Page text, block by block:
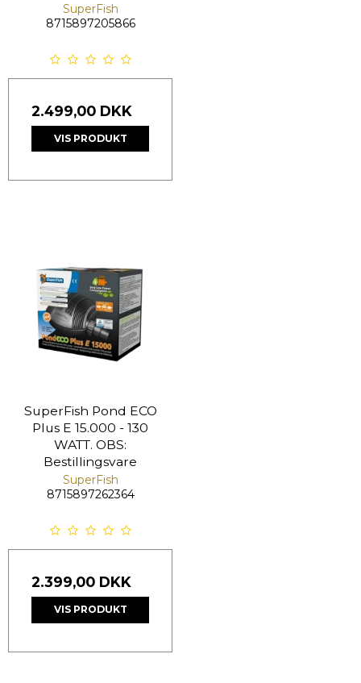
SuperFish
8715897205866
2.499,00 DKK
VIS PRODUKT
SuperFish Pond ECO
Plus E 15.000 - 130
WATT. OBS:
Bestillingsvare
SuperFish
8715897262364
2.399,00 DKK
VIS PRODUKT